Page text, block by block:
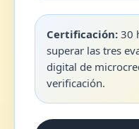
Certificación: 30
superar las tres
digital de
verificación.